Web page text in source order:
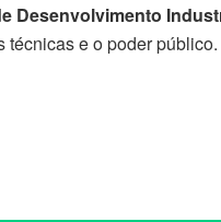
Desenvolvimento
técnicas e o poder público.